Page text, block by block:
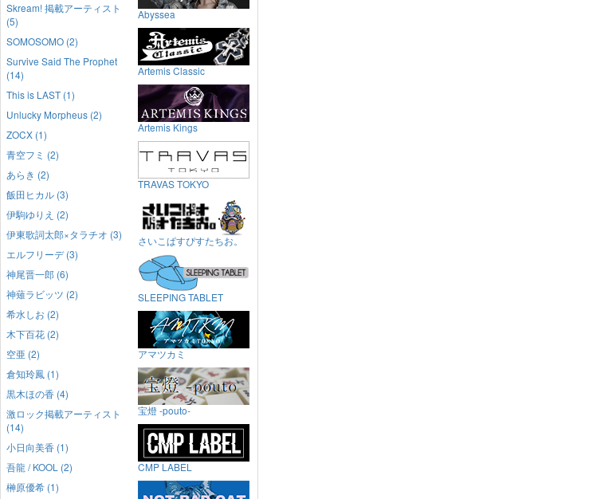
Skream! 掲載アーティスト
(5)
SOMOSOMO (2)
Survive Said The Prophet
(14)
This is LAST (1)
Unlucky Morpheus (2)
ZOCX (1)
青空フミ (2)
あらき (2)
飯田ヒカル (3)
伊駒ゆりえ (2)
伊東歌詞太郎×タラチオ (3)
エルフリーデ (3)
神尾晋一郎 (6)
神薙ラビッツ (2)
希水しお (2)
木下百花 (2)
空亜 (2)
倉知玲鳳 (1)
黒木ほの香 (4)
激ロック掲載アーティスト
(14)
小日向美香 (1)
吾龍 / KOOL (2)
榊原優希 (1)
Abyssea
Artemis Classic
Artemis Kings
TRAVAS TOKYO
さいこぱすぴすたちお。
SLEEPING TABLET
アマツカミ
宝燈 -pouto-
CMP LABEL